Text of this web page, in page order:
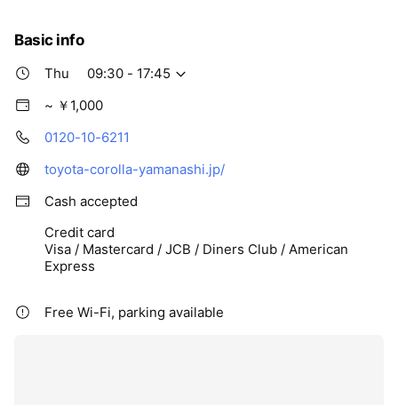
e
Basic info
Thu
09:30 - 17:45
~ ￥1,000
0120-10-6211
toyota-corolla-yamanashi.jp/
Cash accepted
Credit card
Visa / Mastercard / JCB / Diners Club / American
Express
Free Wi-Fi, parking available